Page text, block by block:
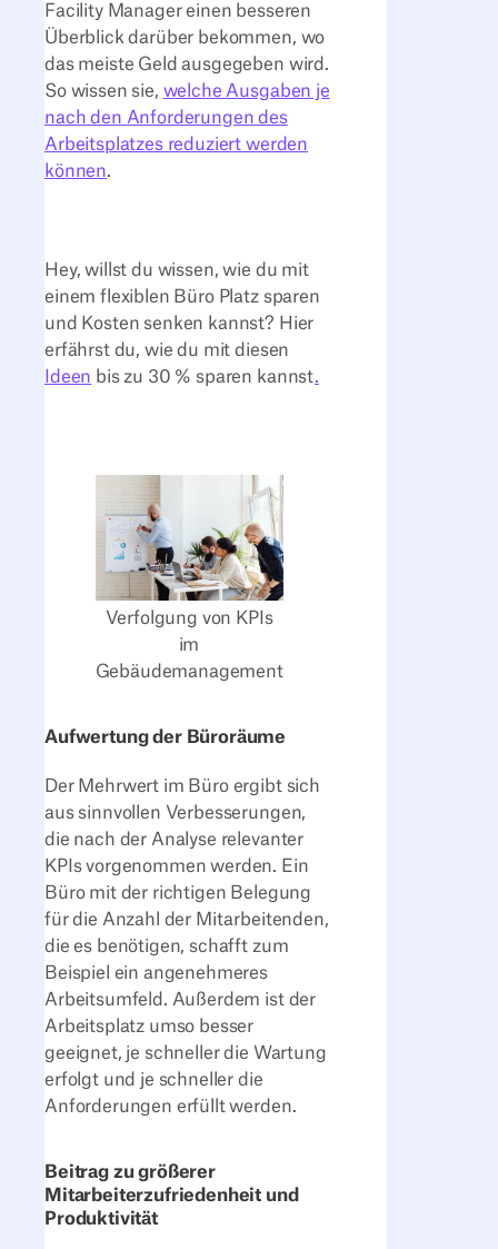
Facility Manager einen besseren
Überblick darüber bekommen, wo
das meiste Geld ausgegeben wird.
So wissen sie, welche Ausgaben je
nach den Anforderungen des
Arbeitsplatzes reduziert werden
können.
Hey, willst du wissen, wie du mit
einem flexiblen Büro Platz sparen
und Kosten senken kannst? Hier
erfährst du, wie du mit diesen
Ideen bis zu 30 % sparen kannst.
Verfolgung von KPIs
im
Gebäudemanagement
Aufwertung der Büroräume
Der Mehrwert im Büro ergibt sich
aus sinnvollen Verbesserungen,
die nach der Analyse relevanter
KPIs vorgenommen werden. Ein
Büro mit der richtigen Belegung
für die Anzahl der Mitarbeitenden,
die es benötigen, schafft zum
Beispiel ein angenehmeres
Arbeitsumfeld. Außerdem ist der
Arbeitsplatz umso besser
geeignet, je schneller die Wartung
erfolgt und je schneller die
Anforderungen erfüllt werden.
Beitrag zu größerer
Mitarbeiterzufriedenheit und
Produktivität